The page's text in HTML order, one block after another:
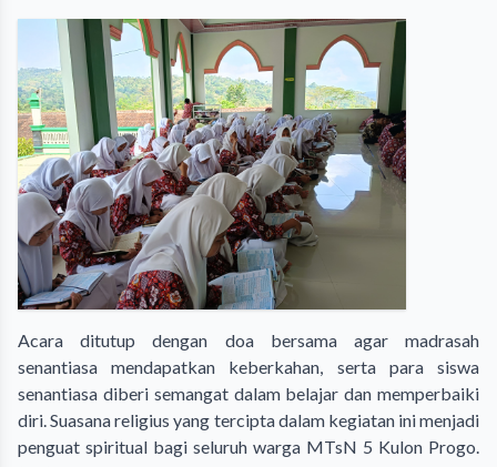
Acara ditutup dengan doa bersama agar madrasah
senantiasa mendapatkan keberkahan, serta para siswa
senantiasa diberi semangat dalam belajar dan memperbaiki
diri. Suasana religius yang tercipta dalam kegiatan ini menjadi
penguat spiritual bagi seluruh warga MTsN 5 Kulon Progo.